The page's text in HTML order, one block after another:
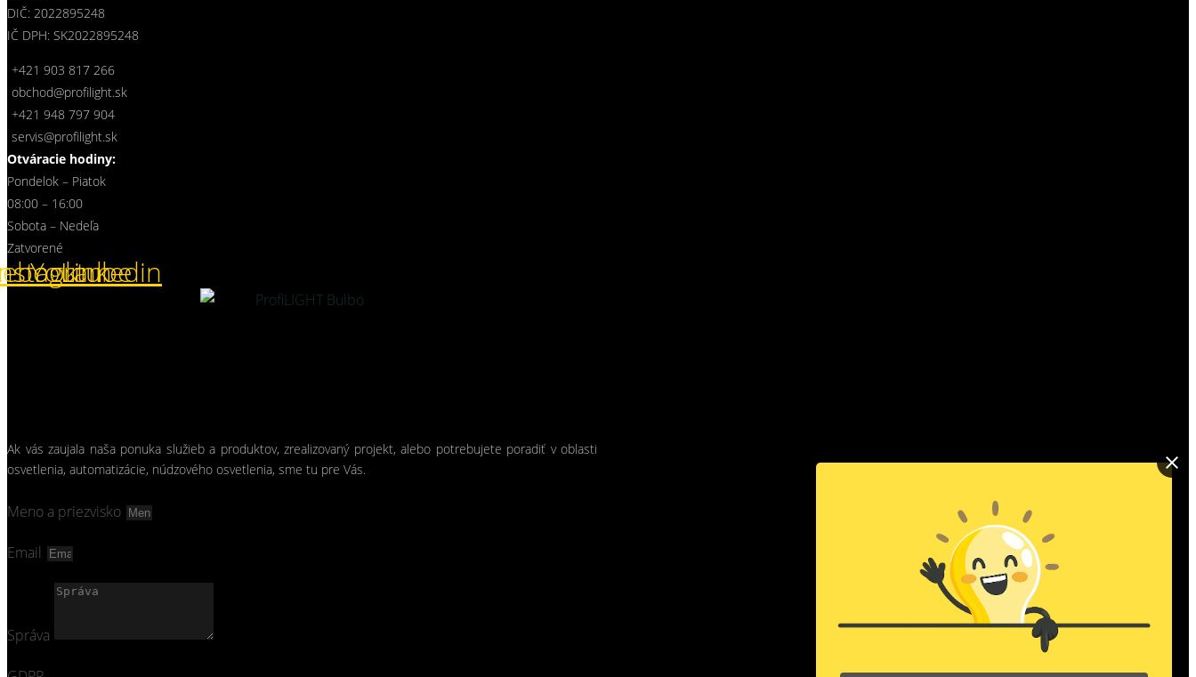
DIČ: 2022895248
IČ DPH: SK2022895248
+421 903 817 266
obchod@profilight.sk
+421 948 797 904
servis@profilight.sk
Otváracie hodiny:
Pondelok – Piatok
08:00 – 16:00
Sobota – Nedeľa
Zatvorené
Youtube
Linkedin
Ak vás zaujala naša ponuka služieb a produktov, zrealizovaný projekt, alebo potrebujete poradiť v oblasti
osvetlenia, automatizácie, núdzového osvetlenia, sme tu pre Vás.
Meno a priezvisko
Email
Správa